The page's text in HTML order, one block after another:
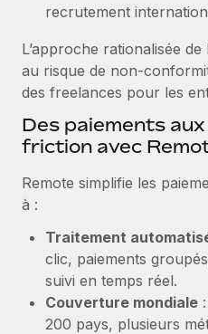
En savoir plus
Comment Phiture gère
répartis dans 19 pays
Phiture, un leader notable du
croissance mobile
En savoir plus
recrutement
L’approche rationalisée
au risque de
des freelances pour les
Des paiements
friction avec
Remote simplifie les
à :
Traitement
clic, paiements
suivi en temps réel.
Couverture mondiale
200 pays, plusieurs